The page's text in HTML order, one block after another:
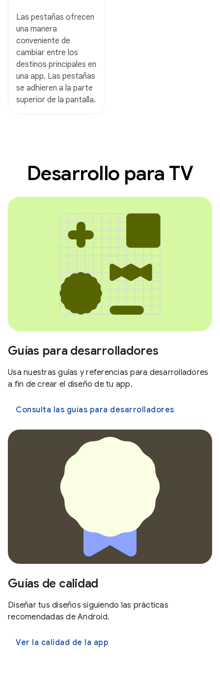
Las pestañas ofrecen
una manera
conveniente de
cambiar entre los
destinos principales en
una app. Las pestañas
se adhieren a la parte
superior de la pantalla.
Desarrollo para TV
Guías para desarrolladores
Usa nuestras guías y referencias para desarrolladores
a fin de crear el diseño de tu app.
Consulta las guías para desarrolladores
Guías de calidad
Diseñar tus diseños siguiendo las prácticas
recomendadas de Android.
Ver la calidad de la app